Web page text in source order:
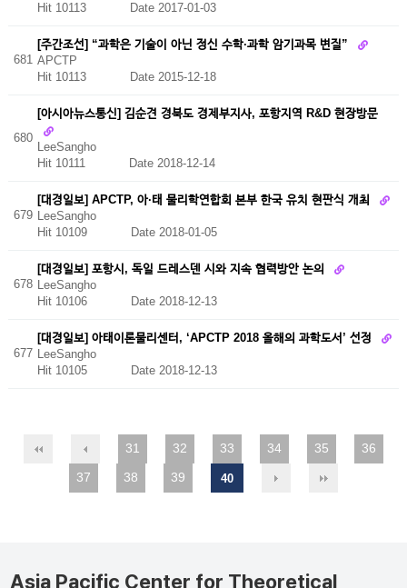
Hit 10113
Date 2017-01-03
681
[주간조선] “과학은 기술이 아닌 정신 수학·과학 암기과목 변질”
APCTP
Hit 10113
Date 2015-12-18
680
[아시아뉴스통신] 김순견 경북도 경제부지사, 포항지역 R&D 현장방문
LeeSangho
Hit 10111 Date 2018-12-14
679
[대경일보] APCTP, 아·태 물리학연합회 본부 한국 유치 현판식 개최
LeeSangho
Hit 10109
Date 2018-01-05
678
[대경일보] 포항시, 독일 드레스덴 시와 지속 협력방안 논의
LeeSangho
Hit 10106
Date 2018-12-13
677
[대경일보] 아태이론물리센터, ‘APCTP 2018 올해의 과학도서’ 선정
LeeSangho
Hit 10105
Date 2018-12-13
31 32 33 34 35
36
37
38 39 40
Asia Pacific Center for Theoretical